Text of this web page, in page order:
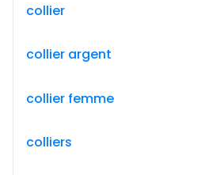
collier
collier argent
collier femme
colliers